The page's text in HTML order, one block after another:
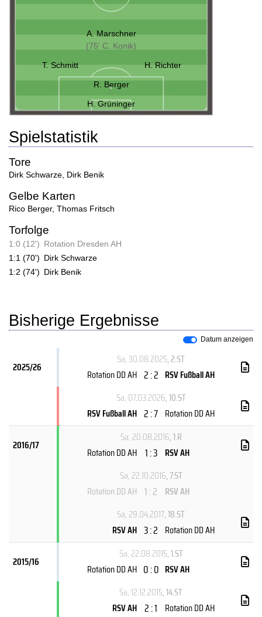
A. Marschner
(75' C. Konik)
T. Schmitt H. Richter
R. Berger
H. Grüninger
Spielstatistik
Tore
Dirk Schwarze Dirk Benik
Gelbe Karten
Rico Berger, Thomas Fritsch
Torfolge
1:0 (12') Rotation Dresden AH
1:1 (70') Dirk Schwarze
1:2 (74') Dirk Benik
Bisherige Ergebnisse
Datum anzeigen
2025/26
Sa, 30.08.2025, 2.ST
Rotation DD AH 2 : 2 RSV Fußball AH
Sa, 07.03.2026, 10.ST
RSV Fußball AH 2 : 7 Rotation DD AH
2016/17
Sa, 20.08.2016, 1.R
Rotation DD AH 1 : 3 RSV AH
Sa, 22.10.2016, 7.ST
Rotation DD AH 1 : 2 RSV AH
Sa, 29.04.2017, 18.ST
RSV AH 3 : 2 Rotation DD AH
2015/16
Sa, 22.08.2015, 1.ST
Rotation DD AH 0 : 0 RSV AH
Sa, 12.12.2015, 14.ST
RSV AH 2 : 1 Rotation DD AH